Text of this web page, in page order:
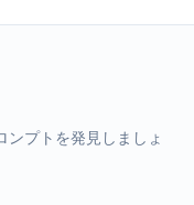
プトを発見しましょ